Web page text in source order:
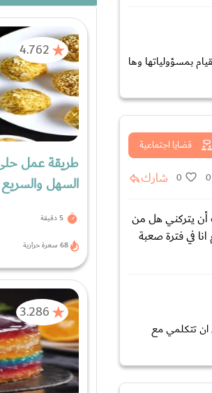
بمسؤولياتها وها
قضايا اجتماعية
0
0 شارك
أن يتركني هل من
في فترة صعبة
ان تتكلمي مع
4.762
طريقة عمل
السهل والسريع
5 دقيقة
68 سعرة حرارية
3.286